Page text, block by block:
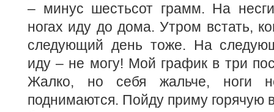
– минус шестьсот грамм. На
ногах иду до дома. Утром встать,
следующий день тоже. На
иду – не могу! Мой график в три
Жалко, но себя жальче, ноги
поднимаются. Пойду приму горячую